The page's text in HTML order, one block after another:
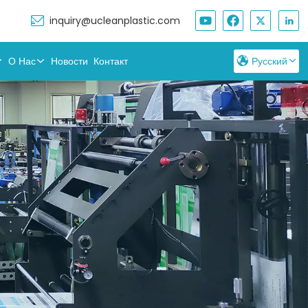
inquiry@ucleanplastic.com
О Нас Новости Контакт Русский
English
Français
Русский